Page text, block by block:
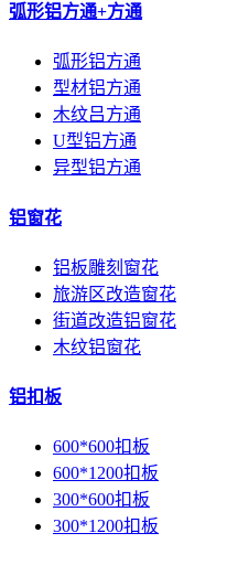
弧形铝方通+方通
弧形铝方通
型材铝方通
木纹吕方通
U型铝方通
异型铝方通
铝窗花
铝板雕刻窗花
旅游区改造窗花
街道改造铝窗花
木纹铝窗花
铝扣板
600*600扣板
600*1200扣板
300*600扣板
300*1200扣板